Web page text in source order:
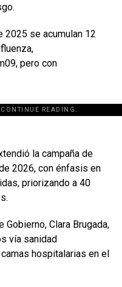
2025 se acumulan 12
pero con
READING.
la campaña de
2026, con énfasis en
priorizando a 40
Gobierno, Clara Brugada,
vía sanidad
hospitalarias en el